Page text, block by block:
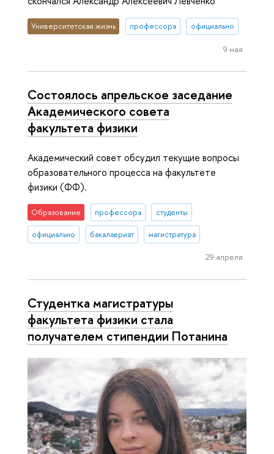
Университетская жизнь профессора официально
9 мая
Состоялось апрельское заседание
Академического совета
факультета физики
Академический совет обсудил текущие вопросы
образовательного процесса на факультете
физики (ФФ).
Образование профессора студенты
официально бакалавриат магистратура
29 апреля
Студентка магистратуры
факультета физики стала
получателем стипендии Потанина